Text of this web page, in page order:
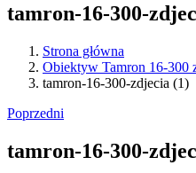
tamron-16-300-
Strona główna
Obiektyw Tamron 16-300
tamron-16-300-zdjecia (1)
Poprzedni
tamron-16-300-